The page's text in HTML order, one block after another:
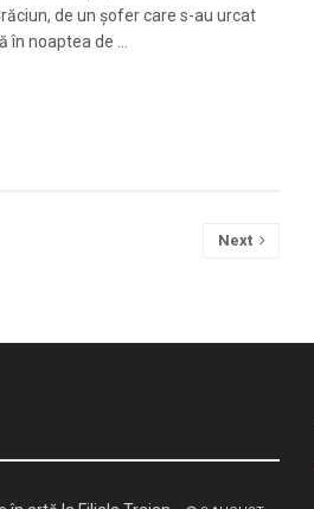
de un șofer care s-au urcat
noaptea de ...
Next